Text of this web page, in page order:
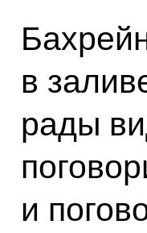
в
рады
и